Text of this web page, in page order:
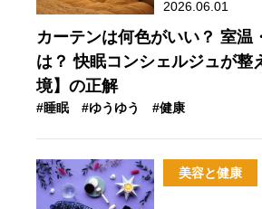
2026.06.01
カーテンは何色がいい？ 室温
は？ 快眠コンシェルジュが整
境】の正解
#睡眠 #ゆうゆう #健康
美容と健康